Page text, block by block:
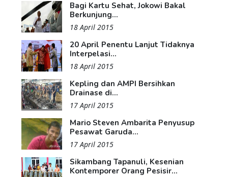
Bagi Kartu Sehat, Jokowi Bakal
Berkunjung...
18 April 2015
20 April Penentu Lanjut Tidaknya
Interpelasi...
18 April 2015
Kepling dan AMPI Bersihkan
Drainase di...
17 April 2015
Mario Steven Ambarita Penyusup
Pesawat Garuda...
17 April 2015
Sikambang Tapanuli, Kesenian
Kontemporer Orang Pesisir...